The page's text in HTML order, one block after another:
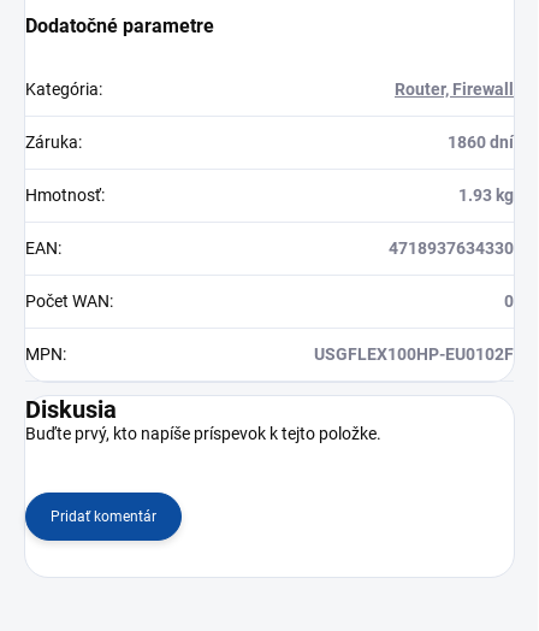
Dodatočné parametre
Kategória: Router, Firewall
Záruka: 1860 dní
Hmotnosť: 1.93 kg
EAN: 4718937634330
Počet WAN: 0
MPN: USGFLEX100HP-EU0102F
Diskusia
Buďte prvý, kto napíše príspevok k tejto položke.
Pridať komentár